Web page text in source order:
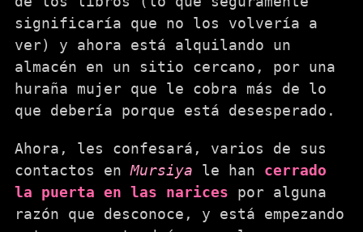
significaría que no los volvería a
ver) y ahora está alquilando un
almacén en un sitio cercano, por una
huraña mujer que le cobra más de lo
que debería porque está desesperado.
Ahora, les confesará, varios de sus
contactos enMursiya le han cerrado
la puerta en las narices por alguna
razón que desconoce, y está empezando